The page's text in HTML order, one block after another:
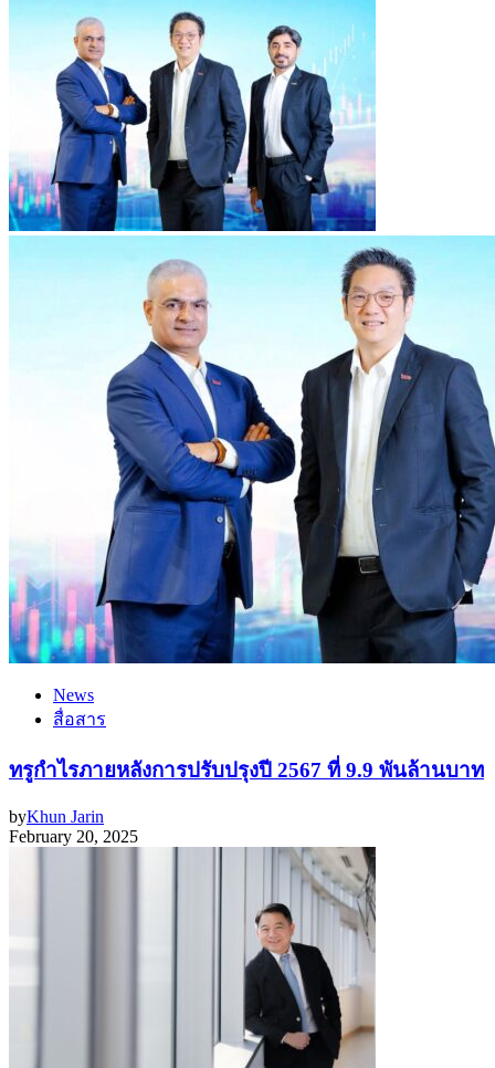
News
สื่อสาร
ทรูกำไรภายหลังการปรับปรุงปี 2567 ที่ 9.9 พันล้านบาท
byKhun Jarin
February 20, 2025